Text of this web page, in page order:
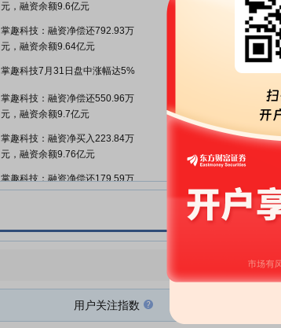
元，融资余额9.6亿元
掌趣科技：融资净偿还792.93万
元，融资余额9.64亿元
掌趣科技7月31日盘中涨幅达5%
掌趣科技：融资净偿还550.96万
元，融资余额9.7亿元
掌趣科技：融资净买入223.84万
元，融资余额9.76亿元
掌趣科技：融资净偿还179.59万
元，融资余额9.75亿元
掌趣科技：融资净偿还205.55万
所关
掌趣
告
掌
关
掌
报告
04-28
况评
04-28
掌
掌趣
占用
掌
04-28
今日用户
用户关注指数